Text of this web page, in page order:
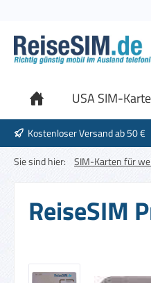
USA SIM-
Kostenloser Versand ab 50 €
Sie sind hier:
SIM-Karten für
ReiseSIM
Bildergalerie überspringen